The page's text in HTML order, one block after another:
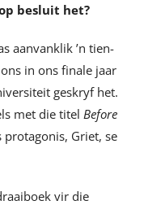
besluit het?
aanvanklik ’n tien-
in ons finale jaar
geskryf het.
met die titel Before
Griet, se
vir die